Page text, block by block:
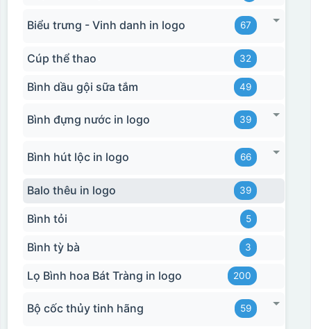
Biểu trưng - Vinh danh in logo 67
Cúp thể thao 32
Bình dầu gội sữa tắm 49
Bình đựng nước in logo 39
Bình hút lộc in logo 66
Balo thêu in logo 39
Bình tỏi 5
Bình tỳ bà 3
Lọ Bình hoa Bát Tràng in logo 200
Bộ cốc thủy tinh hãng 59